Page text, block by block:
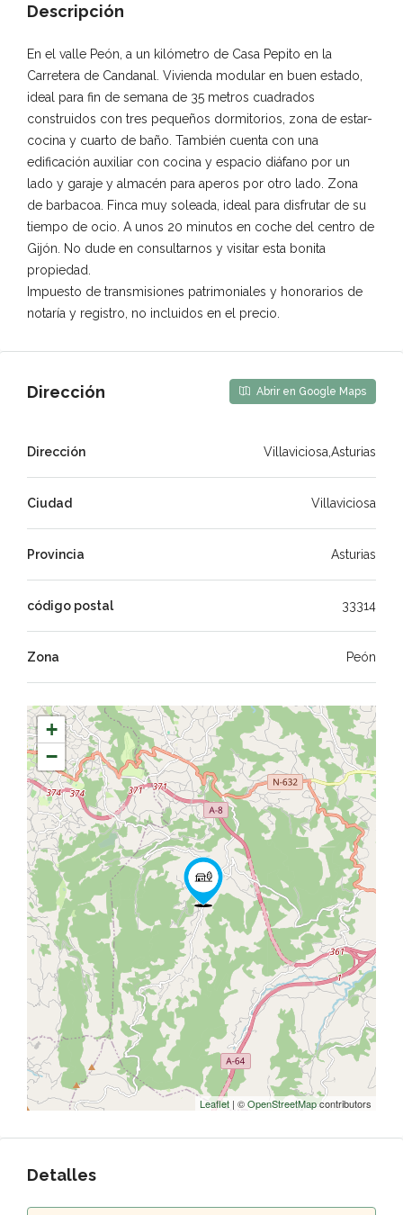
Descripción
En el valle Peón, a un kilómetro de Casa Pepito en la
Carretera de Candanal. Vivienda modular en buen estado,
ideal para fin de semana de 35 metros cuadrados
construidos con tres pequeños dormitorios, zona de estar-
cocina y cuarto de baño. También cuenta con una
edificación auxiliar con cocina y espacio diáfano por un
lado y garaje y almacén para aperos por otro lado. Zona
de barbacoa. Finca muy soleada, ideal para disfrutar de su
tiempo de ocio. A unos 20 minutos en coche del centro de
Gijón. No dude en consultarnos y visitar esta bonita
propiedad.
Impuesto de transmisiones patrimoniales y honorarios de
notaría y registro, no incluidos en el precio.
Dirección Abrir en Google Maps
Dirección Villaviciosa,Asturias
Ciudad Villaviciosa
Provincia Asturias
código postal 33314
Zona Peón
+
−
Leaflet | ©OpenStreetMapcontributors
Detalles